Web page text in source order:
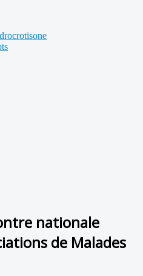
nationale
de Malades